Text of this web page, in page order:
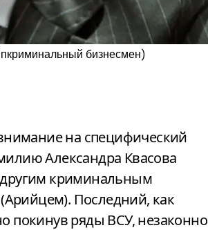
бизнесмен)
на специфический
Александра Квасова
другим криминальным
Последний, как
покинув ряды ВСУ, незаконно